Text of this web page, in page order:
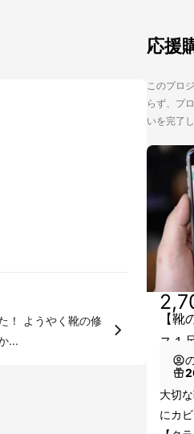
！ ようやく靴の修
...
応援
このプロ
らず、プ
いを完了
【
ス１
大切
にカ